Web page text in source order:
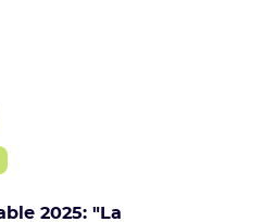
2025: "La